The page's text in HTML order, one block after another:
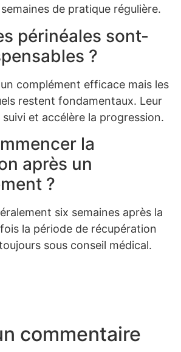
de pratique régulière.
périnéales sont-
?
complément efficace mais les
restent fondamentaux. Leur
et accélère la progression.
la
après un
?
six semaines après la
la période de récupération
sous conseil médical.
commentaire